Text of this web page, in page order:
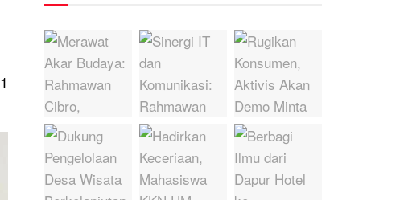
1